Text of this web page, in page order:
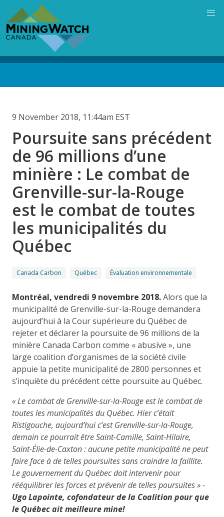
main
content
9 November 2018, 11:44am EST
Poursuite sans précédent
de 96 millions d’une
minière : Le combat de
Grenville-sur-la-Rouge
est le combat de toutes
les municipalités du
Québec
Canada Carbon Québec Évaluation environnementale
Montréal, vendredi 9 novembre 2018.Alors que la
municipalité de Grenville-sur-la-Rouge demandera
aujourd’hui à la Cour supérieure du Québec de
rejeter et déclarer la poursuite de 96 millions de la
minière Canada Carbon comme « abusive », une
large coalition d’organismes de la société civile
appuie la petite municipalité de 2800 personnes et
s’inquiète du précédent cette poursuite au Québec.
« Le combat de Grenville-sur-la-Rouge est le combat de
toutes les municipalités du Québec. Hier c’était
Ristigouche, aujourd’hui c’est Grenville-sur-la-Rouge,
demain ce pourrait être Saint-Camille, Saint-Hilaire,
Saint-Élie-de-Caxton : aucune petite municipalité ne peut
faire face à de telles poursuites sans craindre la faillite.
Le gouvernement du Québec doit intervenir pour
rééquilibrer les forces et prévenir de telles poursuites » -
Ugo Lapointe, cofondateur de la Coalition pour que
le Québec ait meilleure mine!